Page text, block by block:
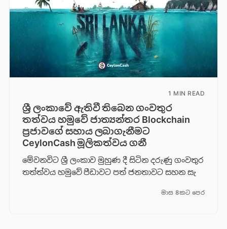
1 MIN READ
ශ්‍රී ලංකාවේ ඇතිවී තිබෙන ගංවතුර
තත්වය හමුවේ ජාත්‍යන්තර Blockchain
ප්‍රජාවගේ සහාය ලබාගැනීමට
CeylonCash මූලිකත්වය ග​නී
මේවනවිට ශ්‍රී ලංකාව මුහුණ දී සිටින දරුණු ගංවතුර
තත්ත්වය හමුවේ පීඩාවට පත් ජනතාවට සහන සැ
මාස 8කට පෙර